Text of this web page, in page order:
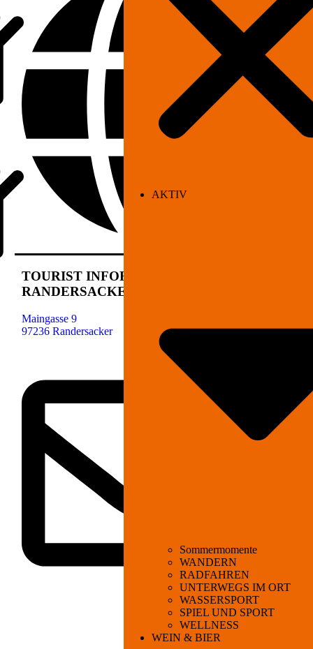
AKTIV
Sommermomente
WANDERN
RADFAHREN
UNTERWEGS IM ORT
WASSERSPORT
SPIEL UND SPORT
WELLNESS
WEIN & BIER
TOURIST INFORMATION
RANDERSACKER
Maingasse 9
97236 Randersacker